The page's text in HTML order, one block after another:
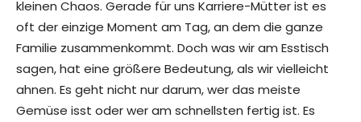
kleinen Chaos. Gerade für uns Karriere-Mütter ist es
oft der einzige Moment am Tag, an dem die ganze
Familie zusammenkommt. Doch was wir am Esstisch
sagen, hat eine größere Bedeutung, als wir vielleicht
ahnen. Es geht nicht nur darum, wer das meiste
Gemüse isst oder wer am schnellsten fertig ist. Es